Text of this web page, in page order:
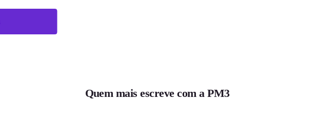
Quem mais escreve com a PM3